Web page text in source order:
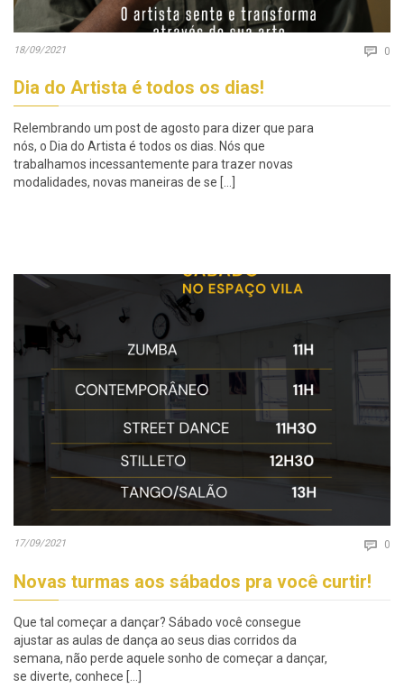
18/09/2021  0
Dia do Artista é todos os dias!
Relembrando um post de agosto para dizer que para
nós, o Dia do Artista é todos os dias. Nós que
trabalhamos incessantemente para trazer novas
modalidades, novas maneiras de se […]
17/09/2021  0
Novas turmas aos sábados pra você curtir!
Que tal começar a dançar? Sábado você consegue
ajustar as aulas de dança ao seus dias corridos da
semana, não perde aquele sonho de começar a dançar,
se diverte, conhece […]